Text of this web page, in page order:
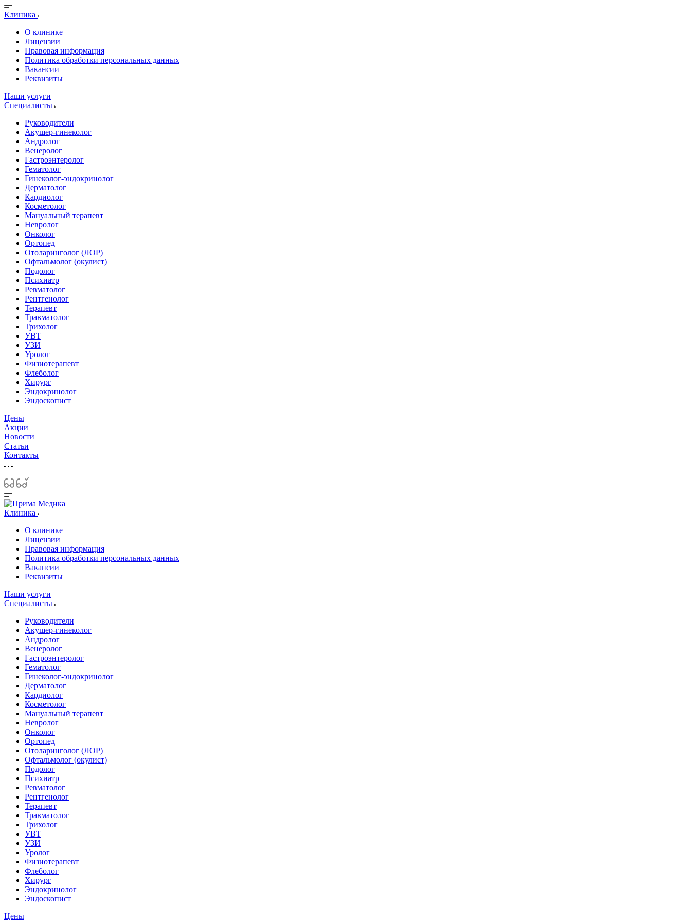
Клиника
О клинике
Лицензии
Правовая информация
Политика обработки персональных данных
Вакансии
Реквизиты
Наши услуги
Специалисты
Руководители
Акушер-гинеколог
Андролог
Венеролог
Гастроэнтеролог
Гематолог
Гинеколог-эндокринолог
Дерматолог
Кардиолог
Косметолог
Мануальный терапевт
Невролог
Онколог
Ортопед
Отоларинголог (ЛОР)
Офтальмолог (окулист)
Подолог
Психиатр
Ревматолог
Рентгенолог
Терапевт
Травматолог
Трихолог
УВТ
УЗИ
Уролог
Физиотерапевт
Флеболог
Хирург
Эндокринолог
Эндоскопист
Цены
Акции
Новости
Статьи
Контакты
Клиника
О клинике
Лицензии
Правовая информация
Политика обработки персональных данных
Вакансии
Реквизиты
Наши услуги
Специалисты
Руководители
Акушер-гинеколог
Андролог
Венеролог
Гастроэнтеролог
Гематолог
Гинеколог-эндокринолог
Дерматолог
Кардиолог
Косметолог
Мануальный терапевт
Невролог
Онколог
Ортопед
Отоларинголог (ЛОР)
Офтальмолог (окулист)
Подолог
Психиатр
Ревматолог
Рентгенолог
Терапевт
Травматолог
Трихолог
УВТ
УЗИ
Уролог
Физиотерапевт
Флеболог
Хирург
Эндокринолог
Эндоскопист
Цены